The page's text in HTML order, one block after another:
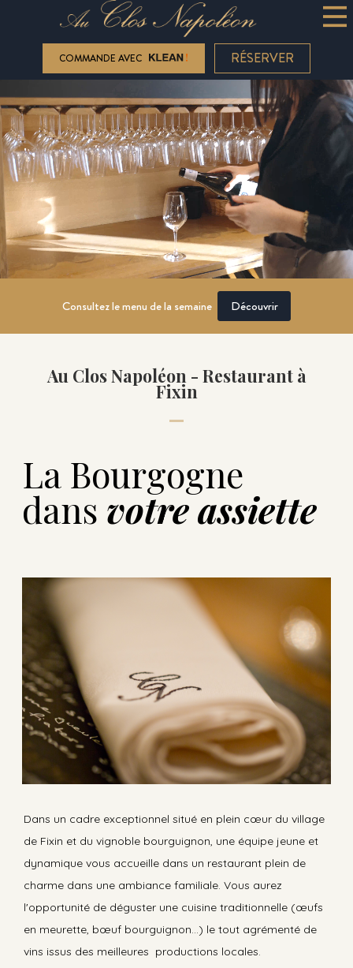
COMMANDE AVEC RÉSERVER
Consultez le menu de la semaine Découvrir
Au Clos Napoléon - Restaurant à
Fixin
La Bourgogne
dans votre assiette
Dans un cadre exceptionnel situé en plein cœur du village
de Fixin et du vignoble bourguignon, une équipe jeune et
dynamique vous accueille dans un restaurant plein de
charme dans une ambiance familiale. Vous aurez
l'opportunité de déguster une cuisine traditionnelle (œufs
en meurette, bœuf bourguignon...) le tout agrémenté de
vins issus des meilleures productions locales.